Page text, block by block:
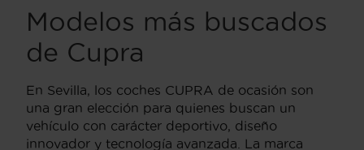
Modelos más buscados
de Cupra
En Sevilla, los coches CUPRA de ocasión son
una gran elección para quienes buscan un
vehículo con carácter deportivo, diseño
innovador y tecnología avanzada. La marca